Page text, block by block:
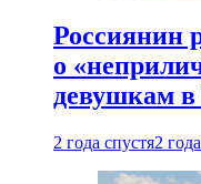
Россиянин
о
девушкам
2 года спустя2